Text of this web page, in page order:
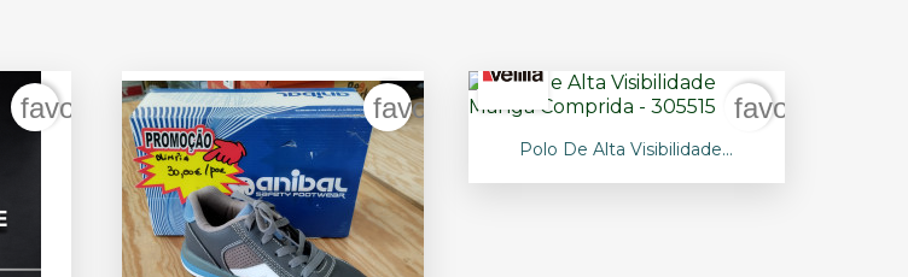
favorite_border
favorite_border
 Vista rápida
Polo De Alta Visibilidade...